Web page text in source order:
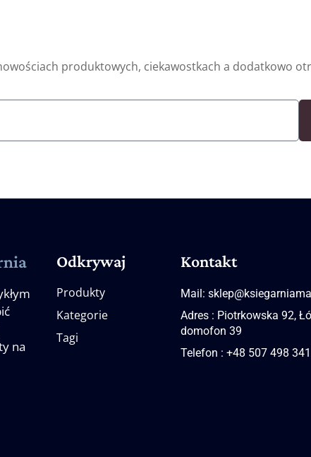
produktowych, ciekawostkach a dodatkowo
na
Odkrywaj
Produkty
Kategorie
Tagi
Kontakt
Mail:
Adres : Piotrkowska 92,
domofon 39
Telefon : +48 507 498 341